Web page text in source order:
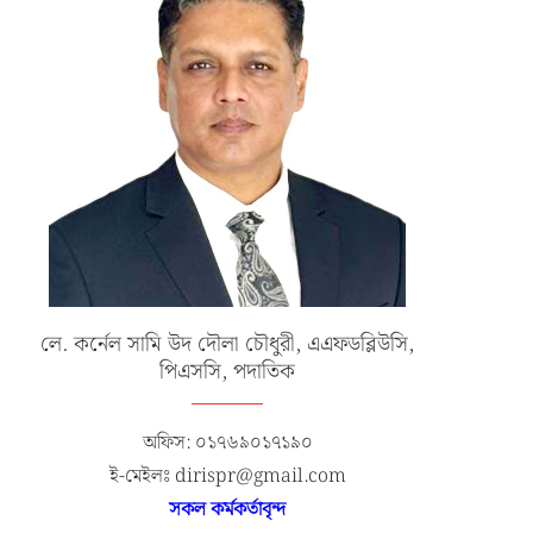
উদ্বোধনী অনুষ্ঠান
জুলাই ১৯, ২০২৬
লে. কর্নেল সামি উদ দৌলা চৌধুরী, এএফডব্লিউসি,
পিএসসি, পদাতিক
অফিস: ০১৭৬৯০১৭১৯০
ই-মেইলঃ dirispr@gmail.com
সকল কর্মকর্তাবৃন্দ